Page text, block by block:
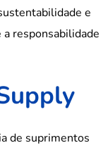
e
a responsabilidade
de suprimentos